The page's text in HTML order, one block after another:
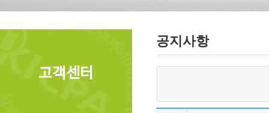
고객센터
공지사항